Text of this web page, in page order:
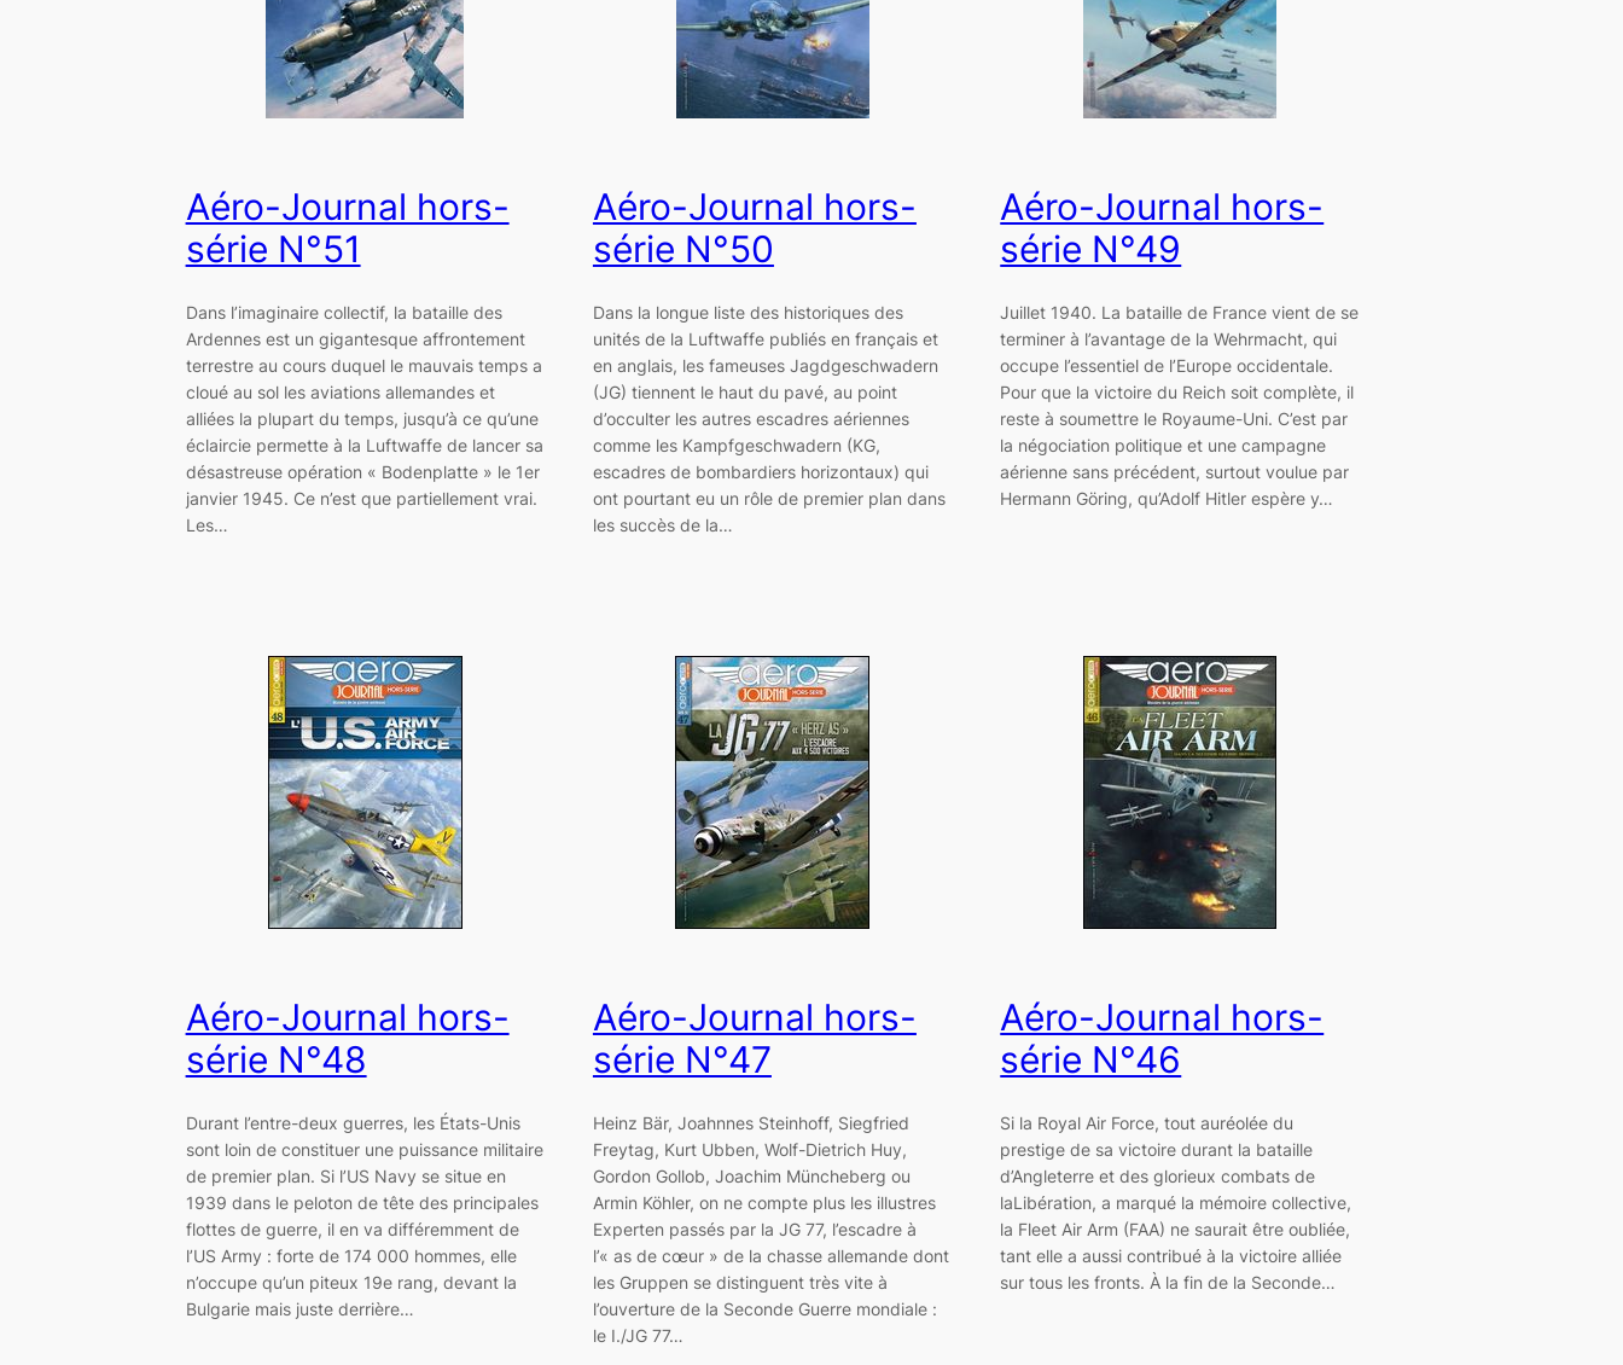
Aéro-Journal hors-
série N°51
Dans l’imaginaire collectif, la bataille des
Ardennes est un gigantesque affrontement
terrestre au cours duquel le mauvais temps a
cloué au sol les aviations allemandes et
alliées la plupart du temps, jusqu’à ce qu’une
éclaircie permette à la Luftwaffe de lancer sa
désastreuse opération « Bodenplatte » le 1er
janvier 1945. Ce n’est que partiellement vrai.
Les…
Aéro-Journal hors-
série N°50
Dans la longue liste des historiques des
unités de la Luftwaffe publiés en français et
en anglais, les fameuses Jagdgeschwadern
(JG) tiennent le haut du pavé, au point
d’occulter les autres escadres aériennes
comme les Kampfgeschwadern (KG,
escadres de bombardiers horizontaux) qui
ont pourtant eu un rôle de premier plan dans
les succès de la…
Aéro-Journal hors-
série N°49
Juillet 1940. La bataille de France vient de se
terminer à l’avantage de la Wehrmacht, qui
occupe l’essentiel de l’Europe occidentale.
Pour que la victoire du Reich soit complète, il
reste à soumettre le Royaume-Uni. C’est par
la négociation politique et une campagne
aérienne sans précédent, surtout voulue par
Hermann Göring, qu’Adolf Hitler espère y…
Aéro-Journal hors-
série N°48
Durant l’entre-deux guerres, les États-Unis
sont loin de constituer une puissance militaire
de premier plan. Si l’US Navy se situe en
1939 dans le peloton de tête des principales
flottes de guerre, il en va différemment de
l’US Army : forte de 174 000 hommes, elle
n’occupe qu’un piteux 19e rang, devant la
Bulgarie mais juste derrière…
Aéro-Journal hors-
série N°47
Heinz Bär, Joahnnes Steinhoff, Siegfried
Freytag, Kurt Ubben, Wolf-Dietrich Huy,
Gordon Gollob, Joachim Müncheberg ou
Armin Köhler, on ne compte plus les illustres
Experten passés par la JG 77, l’escadre à
l’« as de cœur » de la chasse allemande dont
les Gruppen se distinguent très vite à
l’ouverture de la Seconde Guerre mondiale :
le I./JG 77…
Aéro-Journal hors-
série N°46
Si la Royal Air Force, tout auréolée du
prestige de sa victoire durant la bataille
d’Angleterre et des glorieux combats de
laLibération, a marqué la mémoire collective,
la Fleet Air Arm (FAA) ne saurait être oubliée,
tant elle a aussi contribué à la victoire alliée
sur tous les fronts. À la fin de la Seconde…